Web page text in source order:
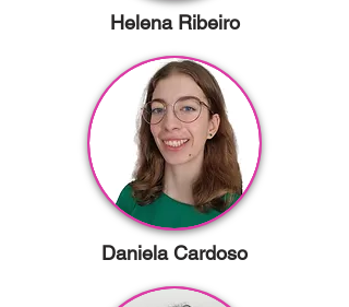
Helena Ribeiro
Daniela Cardoso